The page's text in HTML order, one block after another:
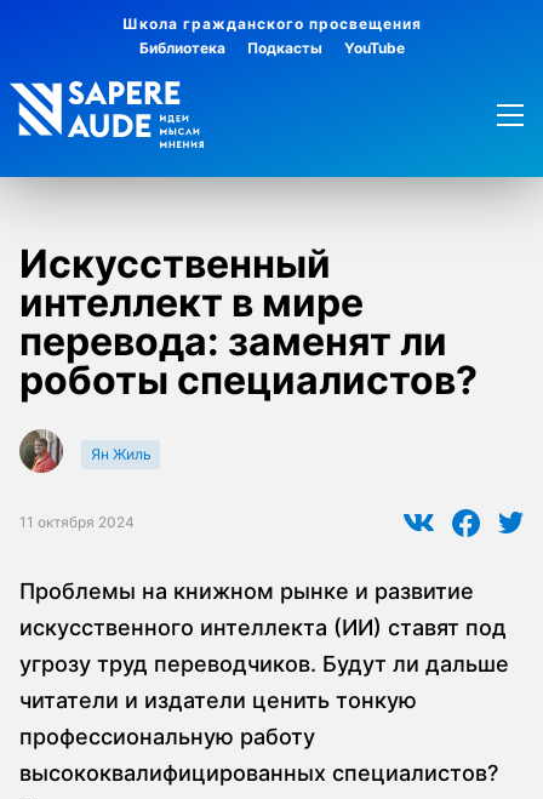
Школа гражданского просвещения
Библиотека
Подкасты YouTube
Искусственный
интеллект в мире
перевода: заменят ли
роботы специалистов?
Ян Жиль
11 октября 2024
Проблемы на книжном рынке и развитие
искусственного интеллекта (ИИ) ставят под
угрозу труд переводчиков. Будут ли дальше
читатели и издатели ценить тонкую
профессиональную работу
высококвалифицированных специалистов?